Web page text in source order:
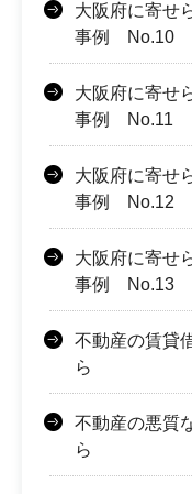
大阪府に寄せ
事例 No.10
大阪府に寄せ
事例 No.11
大阪府に寄せ
事例 No.12
大阪府に寄せ
事例 No.13
不動産の賃貸
ら
不動産の悪質
ら